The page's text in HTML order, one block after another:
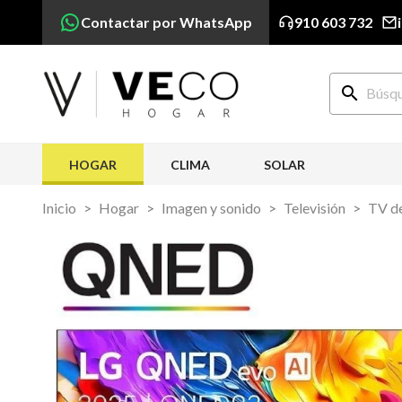
Contactar por WhatsApp 910 603 732
search
HOGAR CLIMA SOLAR
Inicio Hogar Imagen y sonido Televisión TV